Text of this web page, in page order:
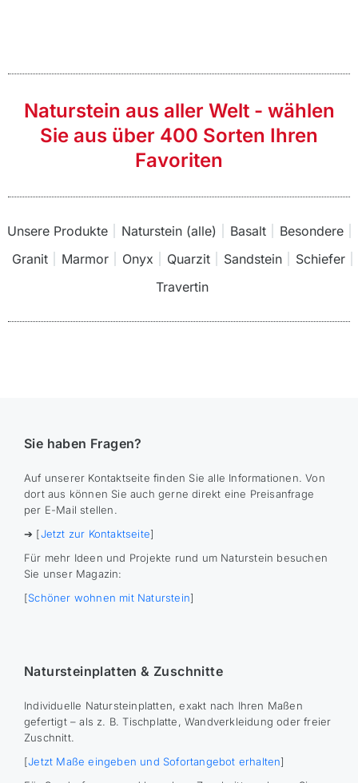
Naturstein aus aller Welt - wählen
Sie aus über 400 Sorten Ihren
Favoriten
Unsere Produkte Naturstein (alle) Basalt
Besondere
Granit
Marmor Onyx Quarzit Sandstein
Schiefer
Travertin
Sie haben Fragen?
Auf unserer Kontaktseite finden Sie alle Informationen. Von
dort aus können Sie auch gerne direkt eine Preisanfrage
per E-Mail stellen.
➔ [Jetzt zur Kontaktseite]
Für mehr Ideen und Projekte rund um Naturstein besuchen
Sie unser Magazin:
[Schöner wohnen mit Naturstein]
Natursteinplatten & Zuschnitte
Individuelle Natursteinplatten, exakt nach Ihren Maßen
gefertigt – als z. B. Tischplatte, Wandverkleidung oder freier
Zuschnitt.
[Jetzt Maße eingeben und Sofortangebot erhalten]